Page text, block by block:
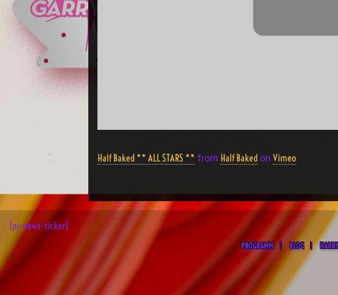
Half Baked ** ALL STARS ** from Half Baked on Vimeo.
[pj-news-ticker]
PROGRAMM BLOG